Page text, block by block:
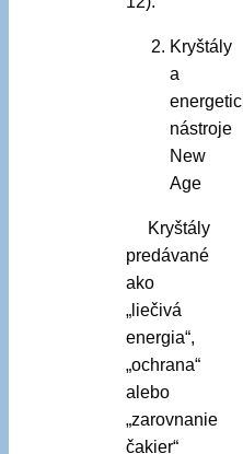
Kryštály
a
nástroje
New
Age
Kryštály
predávané
ako
„liečivá
energia“,
„ochrana“
alebo
„zarovnanie
čakier“